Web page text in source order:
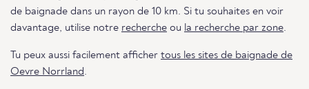
de baignade dans un rayon de 10 km. Si tu souhaites en voir
davantage, utilise notre recherche ou la recherche par zone.
Tu peux aussi facilement afficher tous les sites de baignade de
Oevre Norrland.